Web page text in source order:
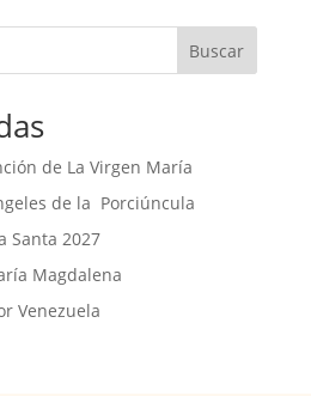
Buscar
de La Virgen María
de la Porciúncula
Santa 2027
Magdalena
Venezuela